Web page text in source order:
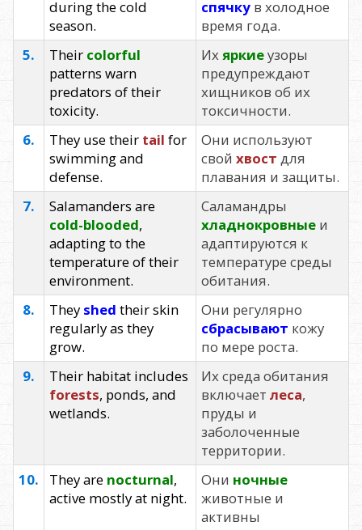
during the cold
season.
спячку в холодное
время года.
5.
Their colorful
patterns warn
predators of their
toxicity.
Ихяркиеузоры
предупреждают
хищников об их
токсичности.
6.
They use their tail for
swimming and
defense.
Они используют
свой хвост для
плавания и защиты.
7.
Salamanders are
cold-blooded,
adapting to the
temperature of their
environment.
Саламандры
хладнокровные и
адаптируются к
температуре среды
обитания.
8.
They shed their skin
regularly as they
grow.
Они регулярно
сбрасывают кожу
по мере роста.
9.
Their habitat includes
forests, ponds, and
wetlands.
Их среда обитания
включает леса,
пруды и
заболоченные
территории.
10.
They are nocturnal,
active mostly at night.
Они ночные
животные и
активны